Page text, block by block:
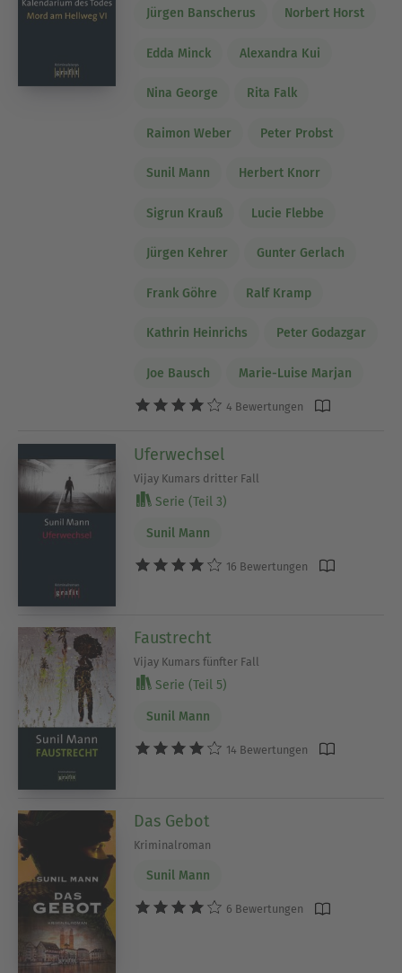
Jürgen Banscherus Norbert Horst
Edda Minck Alexandra Kui
Nina George Rita Falk
Raimon Weber Peter Probst
Sunil Mann Herbert Knorr
Sigrun Krauß Lucie Flebbe
Jürgen Kehrer Gunter Gerlach
Frank Göhre Ralf Kramp
Kathrin Heinrichs Peter Godazgar
Joe Bausch Marie-Luise Marjan
4 Bewertungen
Uferwechsel
Vijay Kumars dritter Fall
Serie (Teil 3)
Sunil Mann
16 Bewertungen
Faustrecht
Vijay Kumars fünfter Fall
Serie (Teil 5)
Sunil Mann
14 Bewertungen
Das Gebot
Kriminalroman
Sunil Mann
6 Bewertungen